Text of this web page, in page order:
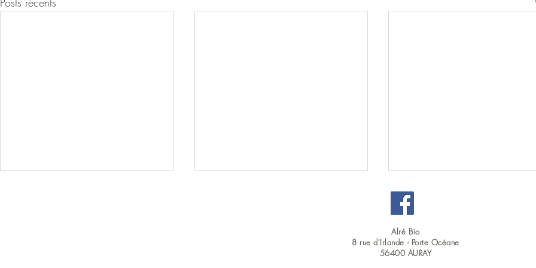
Alré Bio
8 rue d'Irlande - Porte Océane
56400 AURAY